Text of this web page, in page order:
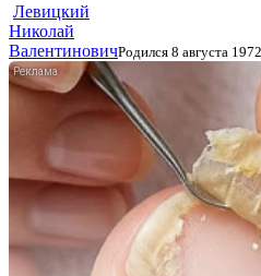
Левицкий
Николай
ВалентиновичРодился 8 августа 1972